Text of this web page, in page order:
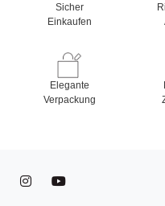
Sicher
Einkaufen
Elegante
Verpackung